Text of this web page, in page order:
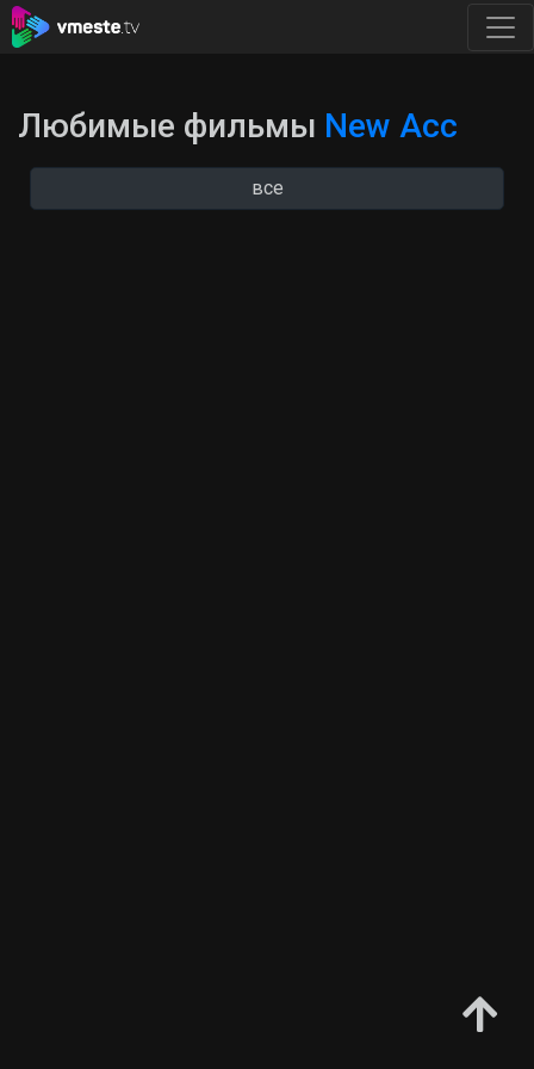
Любимые фильмы New Acc
все